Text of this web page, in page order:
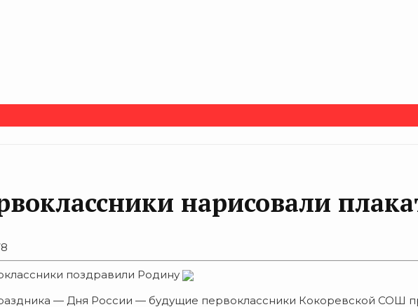
нарисовали
поздравили Родину
— Дня России — будущие первоклассники Кокоревской СОШ